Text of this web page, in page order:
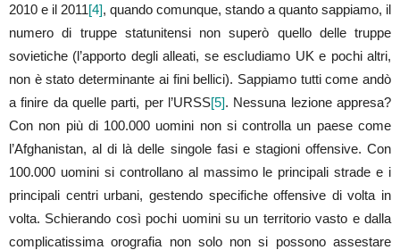
2010 e il 2011[4], quando comunque, stando a quanto sappiamo, il
numero di truppe statunitensi non superò quello delle truppe
sovietiche (l’apporto degli alleati, se escludiamo UK e pochi altri,
non è stato determinante ai fini bellici). Sappiamo tutti come andò
a finire da quelle parti, per l’URSS[5]. Nessuna lezione appresa?
Con non più di 100.000 uomini non si controlla un paese come
l’Afghanistan, al di là delle singole fasi e stagioni offensive. Con
100.000 uomini si controllano al massimo le principali strade e i
principali centri urbani, gestendo specifiche offensive di volta in
volta. Schierando così pochi uomini su un territorio vasto e dalla
complicatissima orografia non solo non si possono assestare